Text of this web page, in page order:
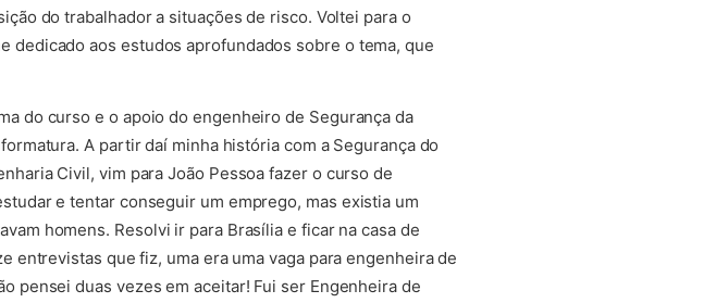
do trabalhador a situações de risco. Voltei para o
dedicado aos estudos aprofundados sobre o tema, que
do curso e o apoio do engenheiro de Segurança da
A partir daí minha história com a Segurança do
Civil, vim para João Pessoa fazer o curso de
e tentar conseguir um emprego, mas existia um
homens. Resolvi ir para Brasília e ficar na casa de
entrevistas que fiz, uma era uma vaga para engenheira de
pensei duas vezes em aceitar! Fui ser Engenheira de